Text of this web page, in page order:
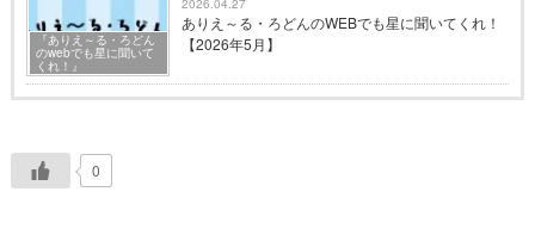
『ありえ～る・ろどん
のwebでも星に聞いて
くれ！』
2026.04.27
ありえ～る・ろどんのWEBでも星に聞いてくれ！
【2026年5月】
0